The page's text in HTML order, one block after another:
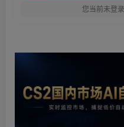
您当前未登